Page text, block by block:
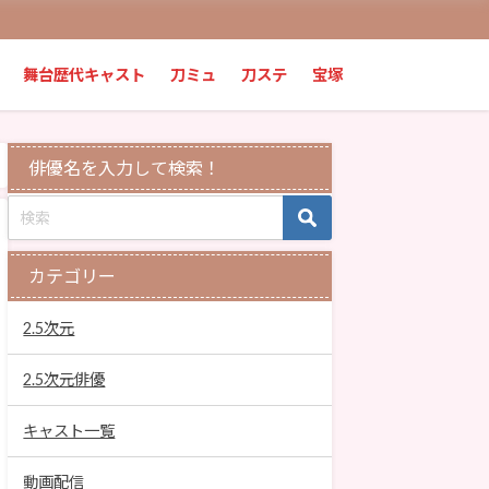
舞台歴代キャスト 刀ミュ 刀ステ 宝塚
俳優名を入力して検索！
カテゴリー
2.5次元
2.5次元俳優
キャスト一覧
動画配信